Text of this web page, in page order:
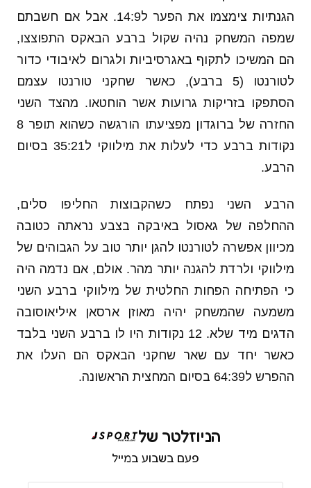
הגנתיות צימצמו את הפער ל14:9. אבל אם חשבתם
שמפה המשחק נהיה שקול ברבע הבאקס התפוצצו,
הם המשיכו לתקוף באגרסיביות ולגרום לאיבודי כדור
לטורנטו (5 ברבע), כאשר שחקני טורנטו עצמם
הסתפקו בזריקות גרועות אשר הוחטאו. מהצד השני
החזרה של ברוגדון מפציעתו הורגשה כשהוא תופר 8
נקודות ברבע כדי לעלות את מילווקי ל35:21 בסיום
הרבע.
הרבע השני נפתח כשהקבוצות החליפו סלים,
ההחלפה של גאסול באיבקה בצבע נראתה כטובה
מכיוון אפשרה לטורנטו להגן יותר טוב על הגבוהים של
מילווקי ולרדת להגנה יותר מהר. אולם, אם נדמה היה
כי הפתיחה הפחות החלטית של מילווקי ברבע השני
משמעה שהמשחק יהיה מאוזן ארסאן איליאוסובה
הדגים מיד שלא. 12 נקודות היו לו ברבע השני בלבד
כאשר יחד עם שאר שחקני הבאקס הם העלו את
ההפרש ל64:39 בסיום המחצית הראשונה.
הניוזלטר של
פעם בשבוע במייל